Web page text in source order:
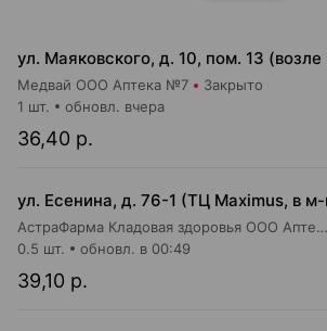
Медвай ООО Аптека №7 Закрыто
36,40 р.
1 шт. обновл. вчера
АстраФарма Кладовая здоровья ООО Аптека №9
39,10 р.
0.5 шт. обновл. в 00:49